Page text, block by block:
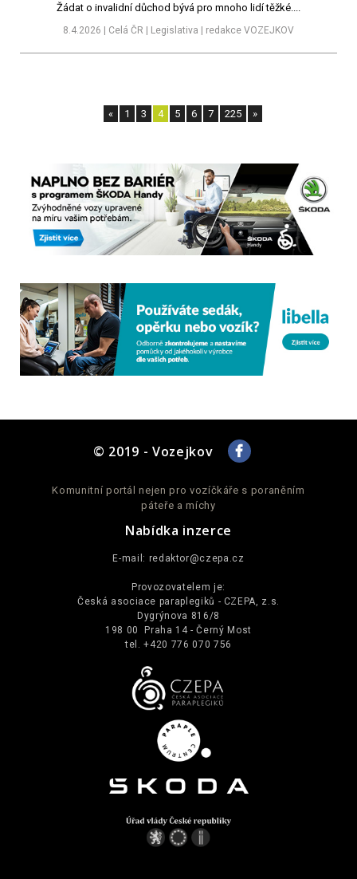
Žádat o invalidní důchod bývá pro mnoho lidí těžké....
8.4.2026 | Celá ČR | Legislativa | redakce VOZEJKOV
« 1 3 4 5 6 7 225 »
© 2019 - Vozejkov
Komunitní portál nejen pro vozíčkáře s poraněním
páteře a míchy
Nabídka inzerce
E-mail: redaktor@czepa.cz
Provozovatelem je:
Česká asociace paraplegiků - CZEPA, z.s.
Dygrýnova 816/8
198 00 Praha 14 - Černý Most
tel. +420 776 070 756